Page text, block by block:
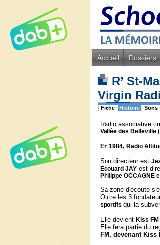
Accueil Dossiers
R’ St-
Virgin
| Fiche | Histoire | Sons |
Radio associative
Vallée des Belleville
En 1984, Radio
Son directeur est
Edouard JAY est
Philippe OCCAGNE
Sa zone d'écoute
Outre les 3
sportifs qui la
Elle devient Kiss
Elle fera partie du
FM, devenant Kiss